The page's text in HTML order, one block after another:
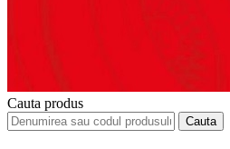
Cauta produs